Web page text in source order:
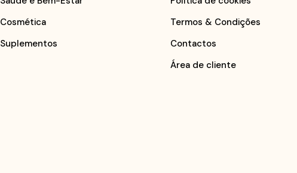
Cosmética
Suplementos
Termos & Condições
Contactos
Área de cliente